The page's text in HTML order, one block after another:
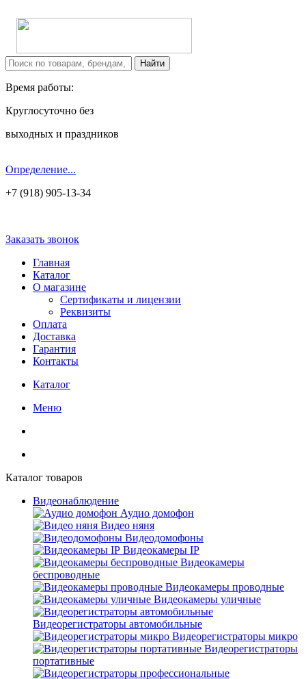
Время работы:
Круглосуточно без
выходных и праздников
Определение...
+7 (918) 905-13-34
Заказать звонок
Главная
Каталог
О магазине
Сертификаты и лицензии
Реквизиты
Оплата
Доставка
Гарантия
Контакты
Каталог
Меню
Каталог товаров
Видеонаблюдение
Аудио домофон
Видео няня
Видеодомофоны
Видеокамеры IP
Видеокамеры
беспроводные
Видеокамеры проводные
Видеокамеры уличные
Видеорегистраторы автомобильные
Видеорегистраторы микро
Видеорегистраторы
портативные